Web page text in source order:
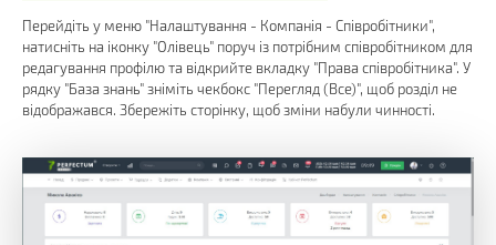
Перейдіть у меню "Налаштування - Компанія - Співробітники",
натисніть на іконку "Олівець" поруч із потрібним співробітником для
редагування профілю та відкрийте вкладку "Права співробітника". У
рядку "База знань" зніміть чекбокс "Перегляд (Все)", щоб розділ не
відображався. Збережіть сторінку, щоб зміни набули чинності.